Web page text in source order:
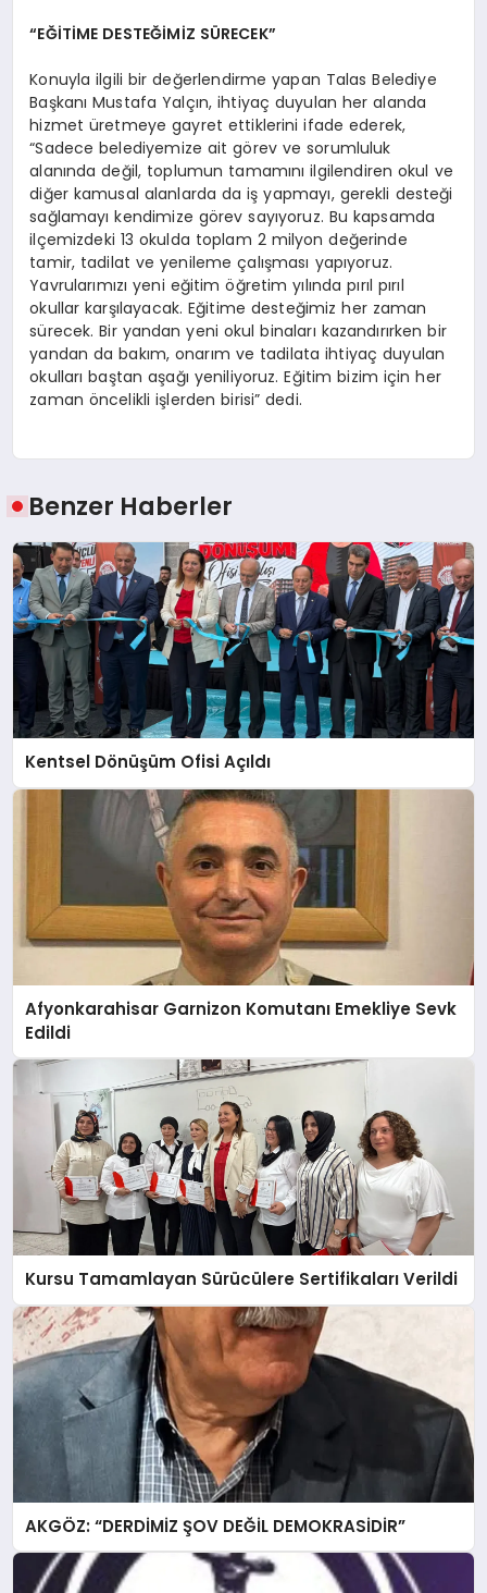
TEKNOLOJI
“EĞİTİME DESTEĞİMİZ SÜRECEK”
Konuyla ilgili bir değerlendirme yapan Talas Belediye
Başkanı Mustafa Yalçın, ihtiyaç duyulan her alanda
hizmet üretmeye gayret ettiklerini ifade ederek,
“Sadece belediyemize ait görev ve sorumluluk
alanında değil, toplumun tamamını ilgilendiren okul ve
diğer kamusal alanlarda da iş yapmayı, gerekli desteği
sağlamayı kendimize görev sayıyoruz. Bu kapsamda
ilçemizdeki 13 okulda toplam 2 milyon değerinde
tamir, tadilat ve yenileme çalışması yapıyoruz.
Yavrularımızı yeni eğitim öğretim yılında pırıl pırıl
okullar karşılayacak. Eğitime desteğimiz her zaman
sürecek. Bir yandan yeni okul binaları kazandırırken bir
yandan da bakım, onarım ve tadilata ihtiyaç duyulan
okulları baştan aşağı yeniliyoruz. Eğitim bizim için her
zaman öncelikli işlerden birisi” dedi.
Benzer Haberler
Kentsel Dönüşüm Ofisi Açıldı
Afyonkarahisar Garnizon Komutanı Emekliye Sevk
Edildi
Kursu Tamamlayan Sürücülere Sertifikaları Verildi
AKGÖZ: “DERDİMİZ ŞOV DEĞİL DEMOKRASİDİR”